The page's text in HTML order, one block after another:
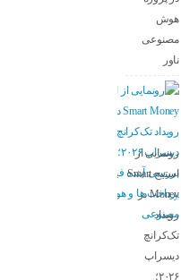
هوش
مصنوعی
ناور
رونمایی از
استیج Smart
Money در
رویداد
تک‌کرانچ
دیسراپ
۲۰۲۶؛